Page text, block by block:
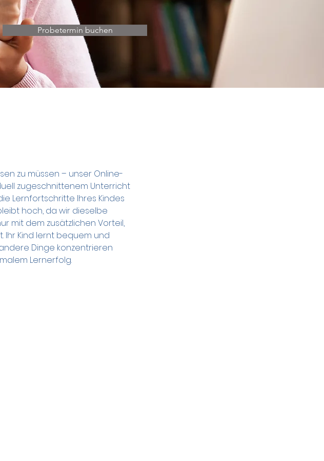
Probetermin buchen
zu müssen – unser Online-
zugeschnittenem Unterricht
Lernfortschritte Ihres Kindes
hoch, da wir dieselbe
mit dem zusätzlichen Vorteil,
Ihr Kind lernt bequem und
Dinge konzentrieren
Lernerfolg.